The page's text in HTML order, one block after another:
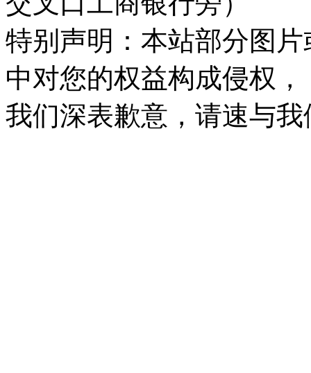
特别声明：本站部分图
中对您的权益构成侵权，
我们深表歉意，请速与